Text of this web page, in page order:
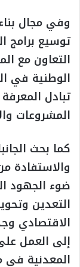
وفي مجال
توسيع برامج
التعاون مع
الوطنية في
تبادل
المشروعات
كما بحث
والاستفادة
ضوء الجهود
التعدين
الاقتصادي
إلى العمل